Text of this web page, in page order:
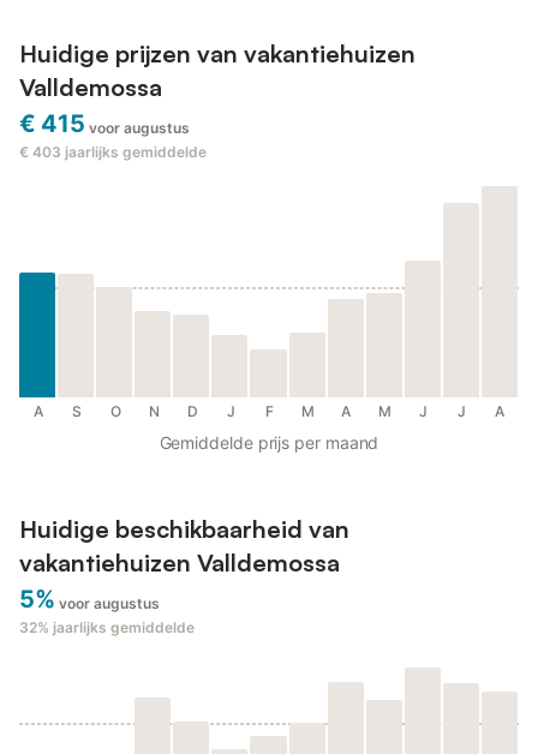
Huidige prijzen van vakantiehuizen
Valldemossa
€ 415 voor augustus
€ 403 jaarlijks gemiddelde
A S O N D J F M A M J J A
Gemiddelde prijs per maand
Huidige beschikbaarheid van
vakantiehuizen Valldemossa
5% voor augustus
32% jaarlijks gemiddelde